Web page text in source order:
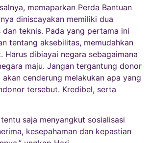
memaparkan Perda Bantuan
diniscayakan memiliki dua
teknis. Pada yang pertama ini
tentang aksebilitas, memudahkan
Harus dibiayai negara sebagaimana
maju. Jangan tergantung donor
akan cenderung melakukan apa yang
tersebut. Kredibel, serta
saja menyangkut sosialisasi
kesepahaman dan kepastian